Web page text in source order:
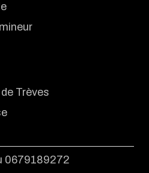
Trèves
0679189272